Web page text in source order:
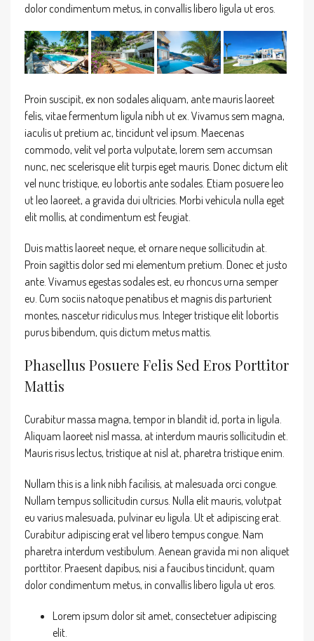
dolor condimentum metus, in convallis libero ligula ut eros.
Proin suscipit, ex non sodales aliquam, ante mauris laoreet
felis, vitae fermentum ligula nibh ut ex. Vivamus sem magna,
iaculis ut pretium ac, tincidunt vel ipsum. Maecenas
commodo, velit vel porta vulputate, lorem sem accumsan
nunc, nec scelerisque elit turpis eget mauris. Donec dictum elit
vel nunc tristique, eu lobortis ante sodales. Etiam posuere leo
ut leo laoreet, a gravida dui ultricies. Morbi vehicula nulla eget
elit mollis, at condimentum est feugiat.
Duis mattis laoreet neque, et ornare neque sollicitudin at.
Proin sagittis dolor sed mi elementum pretium. Donec et justo
ante. Vivamus egestas sodales est, eu rhoncus urna semper
eu. Cum sociis natoque penatibus et magnis dis parturient
montes, nascetur ridiculus mus. Integer tristique elit lobortis
purus bibendum, quis dictum metus mattis.
Phasellus Posuere Felis Sed Eros Porttitor
Mattis
Curabitur massa magna, tempor in blandit id, porta in ligula.
Aliquam laoreet nisl massa, at interdum mauris sollicitudin et.
Mauris risus lectus, tristique at nisl at, pharetra tristique enim.
Nullam this is a link nibh facilisis, at malesuada orci congue.
Nullam tempus sollicitudin cursus. Nulla elit mauris, volutpat
eu varius malesuada, pulvinar eu ligula. Ut et adipiscing erat.
Curabitur adipiscing erat vel libero tempus congue. Nam
pharetra interdum vestibulum. Aenean gravida mi non aliquet
porttitor. Praesent dapibus, nisi a faucibus tincidunt, quam
dolor condimentum metus, in convallis libero ligula ut eros.
Lorem ipsum dolor sit amet, consectetuer adipiscing
elit.